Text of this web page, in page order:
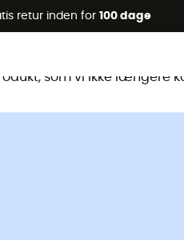
retur inden for 100 dage
som vi ikke længere